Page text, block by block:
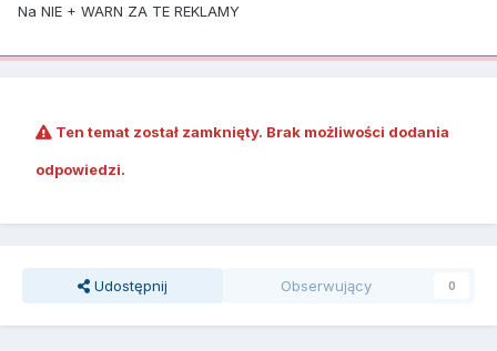
Na NIE + WARN ZA TE REKLAMY
Ten temat został zamknięty. Brak możliwości dodania
odpowiedzi.
Udostępnij Obserwujący 0